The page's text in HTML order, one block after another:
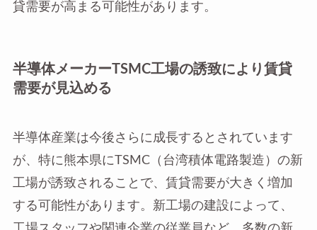
貸需要が高まる可能性があります。
半導体メーカーTSMC工場の誘致により賃貸
需要が見込める
半導体産業は今後さらに成長するとされています
が、特に熊本県にTSMC（台湾積体電路製造）の新
工場が誘致されることで、賃貸需要が大きく増加
する可能性があります。新工場の建設によって、